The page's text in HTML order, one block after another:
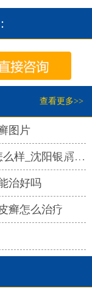
查看更多>>
图片
银屑病医院哪家好
热点
治好吗
癣怎么治疗热点